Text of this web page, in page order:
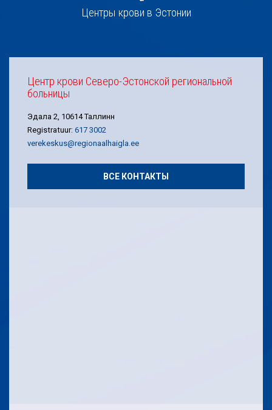
Центры крови в Эстонии
Центр крови Северо-Эстонской региональной
больницы
Эдала 2, 10614 Таллинн
Registratuur: 617 3002
verekeskus@regionaalhaigla.ee
ВСЕ КОНТАКТЫ